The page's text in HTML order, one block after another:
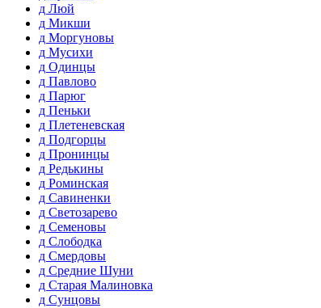
д Люй
д Микши
д Моргуновы
д Мусихи
д Одинцы
д Павлово
д Парюг
д Пеньки
д Плетеневская
д Подгорцы
д Пронинцы
д Редькины
д Роминская
д Савиненки
д Светозарево
д Семеновы
д Слободка
д Смердовы
д Средние Шуни
д Старая Малиновка
д Сунцовы